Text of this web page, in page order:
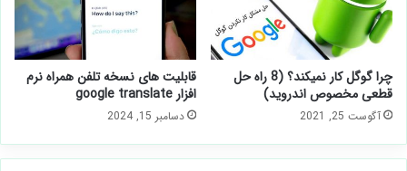
چرا گوگل کار نمیکند؟ (8 راه حل
قطعی مخصوص اندروید)
آگوست 25, 2021
قابلیت های نسخه تلفن همراه نرم
افزار google translate
دسامبر 15, 2024